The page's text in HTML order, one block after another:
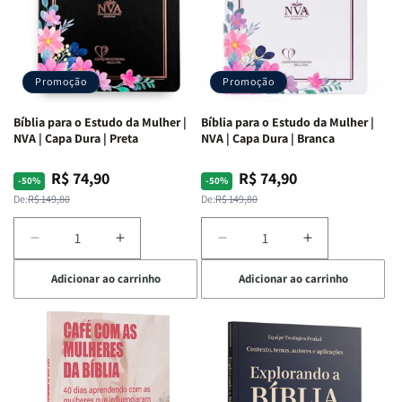
Promoção
Bíblia para o Estudo da Mulher |
NVA | Capa Dura | Preta
-50%
Preço
normal
De:R$ 149,80
Preço
promocional
R$ 74,90
Diminuir
a
quantidade
de
Bíblia
para
Estudo
da
Aumentar
a
quantidade
de
Bíblia
para
o
Estudo
da
Adicionar ao carrinho
Promoção
Bíblia para o Estudo da Mulher |
NVA | Capa Dura | Branca
-50%
Preço
normal
De:R$ 149,80
Preço
promocional
R$ 74,90
Diminuir
a
quantidade
de
Bíblia
o
Estudo
da
Aumentar
a
quantidade
de
Bíblia
para
o
Estudo
Adicionar ao carrinho